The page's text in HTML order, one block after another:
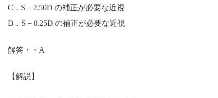
C．S－2.50D の補正が必要な近視
D．S－0.25D の補正が必要な近視
解答・・A
【解説】